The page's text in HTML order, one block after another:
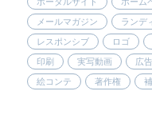
メールマガジン ランデ
レスポンシブ ロゴ
印刷 実写動画 広告
絵コンテ 著作権